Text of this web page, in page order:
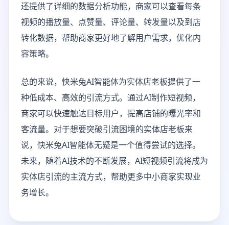
还提供了详细的数据分析功能，商家可以查看每条
视频的播放量、点赞量、评论量、转发量以及到店
转化数据，帮助商家更好地了解用户需求，优化内
容策略。
总的来说，快米兔AI智能体为实体店老板提供了一
种低成本、高效的引流方式。通过AI制作短视频，
商家可以快速触达目标用户，提高店铺的曝光率和
客流量。对于想要突破引流困境的实体店老板来
说，快米兔AI智能体无疑是一个值得尝试的选择。
未来，随着AI技术的不断发展，AI短视频引流将成为
实体店引流的主流方式，帮助更多中小商家实现业
务增长。